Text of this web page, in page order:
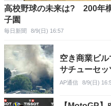
高校野球の未来は? 200年
子園
毎日新聞 8/9(日) 16:57
空き商業ビ
サチューセッ
AP通信 8/9(日)